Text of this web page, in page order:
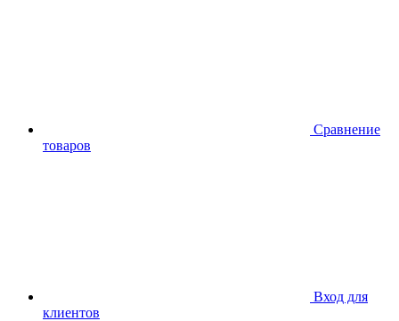
Сравнение
товаров
Вход для
клиентов